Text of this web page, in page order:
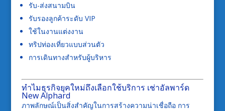
รับ-ส่งสนามบิน
รับรองลูกค้าระดับ VIP
ใช้ในงานแต่งงาน
ทริปท่องเที่ยวแบบส่วนตัว
การเดินทางสำหรับผู้บริหาร
ทำไมธุรกิจยุคใหม่ถึงเลือกใช้บริการ เช่าอัลพาร์ด
New Alphard
ภาพลักษณ์เป็นสิ่งสำคัญในการสร้างความน่าเชื่อถือ การ